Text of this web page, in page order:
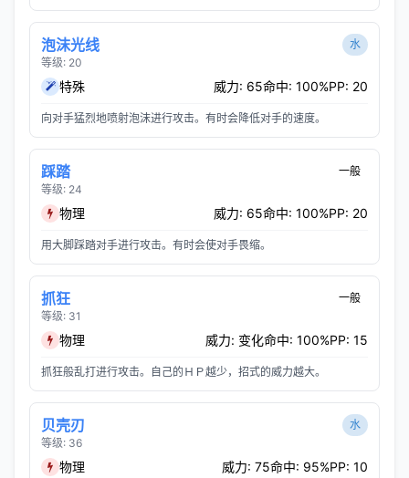
泡沫光线
等级: 20
水
特殊 威力: 65命中: 100%PP: 20
向对手猛烈地喷射泡沫进行攻击。有时会降低对手的速度。
踩踏
等级: 24
一般
物理 威力: 65命中: 100%PP: 20
用大脚踩踏对手进行攻击。有时会使对手畏缩。
抓狂
等级: 31
一般
物理 威力: 变化命中: 100%PP: 15
抓狂般乱打进行攻击。自己的ＨＰ越少，招式的威力越大。
贝壳刃
等级: 36
水
物理 威力: 75命中: 95%PP: 10